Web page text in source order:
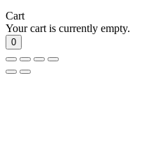
Cart
Your cart is currently empty.
0